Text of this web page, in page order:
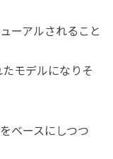
ーアルされること
モデルになりそ
ベースにしつつ